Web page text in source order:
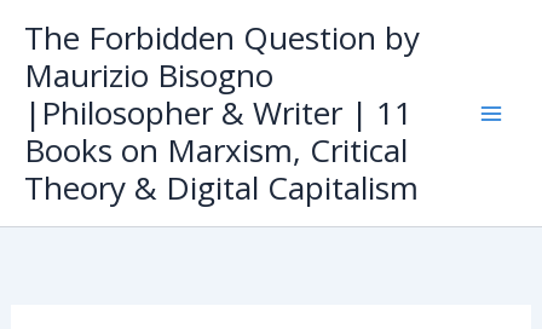
content
The Forbidden Question by
Maurizio Bisogno
|Philosopher & Writer | 11
Books on Marxism, Critical
Theory & Digital Capitalism